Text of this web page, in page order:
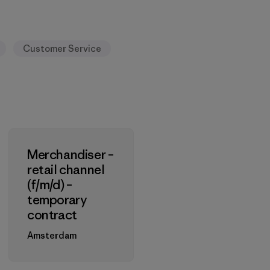
Customer Service
Merchandiser –
retail channel
(f/m/d) –
temporary
contract
Amsterdam